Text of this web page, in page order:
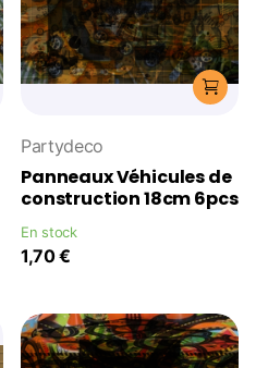
Partydeco
Panneaux Véhicules de
construction 18cm 6pcs
En stock
1,70 €